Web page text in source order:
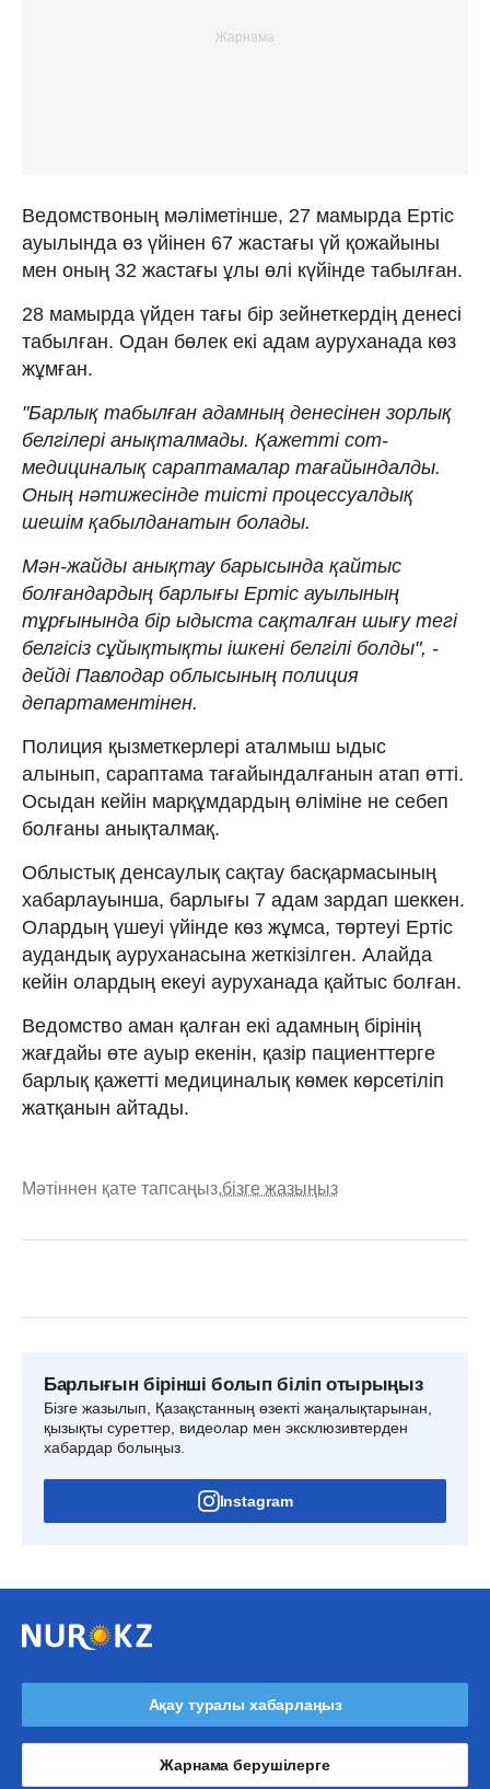
Ведомствоның мәліметінше, 27 мамырда Ертіс
ауылында өз үйінен 67 жастағы үй қожайыны
мен оның 32 жастағы ұлы өлі күйінде табылған.
28 мамырда үйден тағы бір зейнеткердің денесі
табылған. Одан бөлек екі адам ауруханада көз
жұмған.
"Барлық табылған адамның денесінен зорлық
белгілері анықталмады. Қажетті сот-
медициналық сараптамалар тағайындалды.
Оның нәтижесінде тиісті процессуалдық
шешім қабылданатын болады.
Мән-жайды анықтау барысында қайтыс
болғандардың барлығы Ертіс ауылының
тұрғынында бір ыдыста сақталған шығу тегі
белгісіз сұйықтықты ішкені белгілі болды", -
дейді Павлодар облысының полиция
департаментінен.
Полиция қызметкерлері аталмыш ыдыс
алынып, сараптама тағайындалғанын атап өтті.
Осыдан кейін марқұмдардың өліміне не себеп
болғаны анықталмақ.
Облыстық денсаулық сақтау басқармасының
хабарлауынша, барлығы 7 адам зардап шеккен.
Олардың үшеуі үйінде көз жұмса, төртеуі Ертіс
аудандық ауруханасына жеткізілген. Алайда
кейін олардың екеуі ауруханада қайтыс болған.
Ведомство аман қалған екі адамның бірінің
жағдайы өте ауыр екенін, қазір пациенттерге
барлық қажетті медициналық көмек көрсетіліп
жатқанын айтады.
Мәтіннен қате тапсаңыз,бізге жазыңыз
Барлығын бірінші болып біліп отырыңыз
Бізге жазылып, Қазақстанның өзекті жаңалықтарынан,
қызықты суреттер, видеолар мен эксклюзивтерден
хабардар болыңыз.
Instagram
Ақау туралы хабарлаңыз
Жарнама берушілерге